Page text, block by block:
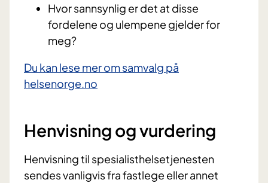
Hvor sannsynlig er det at disse
fordelene og ulempene gjelder for
meg?
Du kan lese mer om samvalg på
helsenorge.no
Henvisning og vurdering
Henvisning til spesialisthelsetjenesten
sendes vanligvis fra fastlege eller annet